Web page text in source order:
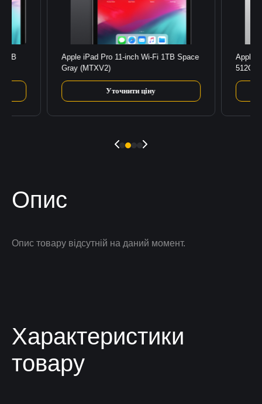
Apple iPad Pro 11-inch Wi-Fi 1TB Space
Gray (MTXV2)
Уточнити ціну
Apple
512GB
Опис
Опис товару відсутній на даний момент.
Характеристики
товару